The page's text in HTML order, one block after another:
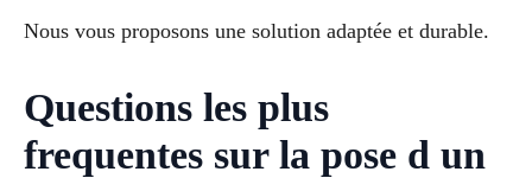
Nous vous proposons une solution adaptée et durable.
Questions les plus
frequentes sur la pose d un